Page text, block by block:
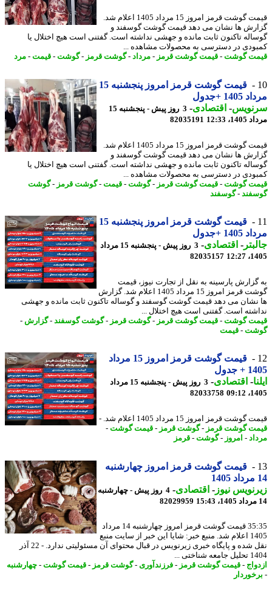
قیمت گوشت قرمز امروز 15 مرداد 1405 اعلام شد.
ها نشان می دهد قیمت گوشت گوسفند و
تاکنون ثابت مانده و جهشی نداشته است. گفتنی است هیچ اختلال یا
در دسترسی به محصولات مشاهده ...
گوشت-قیمت گوشت قرمز- مرداد-گوشت قرمز- گوشت-قیمت-مرد
قیمت گوشت قرمز امروز پنجشنبه 15
+جدول
-اقتصادی-
3 روز پیش - پنجشنبه 15
12:33
82035191
قیمت گوشت قرمز امروز 15 مرداد 1405 اعلام شد.
ها نشان می دهد قیمت گوشت گوسفند و
تاکنون ثابت مانده و جهشی نداشته است. گفتنی است هیچ اختلال یا
در دسترسی به محصولات مشاهده ...
گوشت-قیمت گوشت قرمز- گوشت-قیمت-گوشت قرمز- گوشت
-گوسفند
قیمت گوشت قرمز امروز پنجشنبه 15
+جدول
-اقتصادی-
3 روز پیش - پنجشنبه 15 مرداد
82035157
پارسینه به نقل از تجارت نیوز، قیمت
گوشت قرمز امروز 15 مرداد 1405 اعلام شد. گزارش
می دهد قیمت گوشت گوسفند و گوساله تاکنون ثابت مانده و جهشی
است. گفتنی است هیچ اختلال ...
گوشت-قیمت گوشت قرمز- گوشت قرمز- گوشت گوسفند-گزارش -
-قیمت
قیمت گوشت قرمز امروز 15 مرداد
جدول
-اقتصادی-
3 روز پیش - پنجشنبه 15 مرداد
82033758
قرمز امروز 15 مرداد 1405 اعلام شد. -
گوشت قرمز- گوشت قرمز- قیمت گوشت-
-امروز- گوشت-قرمز
قیمت گوشت قرمز امروز چهارشنبه
نیوز-اقتصادی- 4 روز پیش - چهارشنبه
82029959
35:35 قیمت گوشت قرمز امروز چهارشنبه 14 مرداد
1405 اعلام شد. منبع خبر: شایا این خبر از سایت منبع
نقل شده و پایگاه خبری زیرنویس در قبال محتوای آن مسئولیتی ندارد. - 22 آذر
شناختی ...
-قیمت گوشت قرمز- فرزندآوری - گوشت قرمز- قیمت گوشت-چهارشنبه